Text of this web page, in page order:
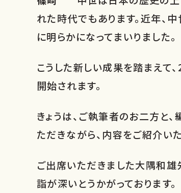
れた時代でもあります。近年、
に明らかになってまいりました。
こうした新しい成果を踏まえて
開始されます。
きょうは、ご執筆者のお二方と
ただきながら、内容をご紹介い
ご出席いただきました大隅和
詣が深いとうかがっております。